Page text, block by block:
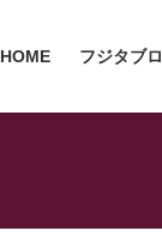
HOME フジタブ